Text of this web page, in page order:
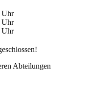
Uhr
Uhr
Uhr
Abteilungen